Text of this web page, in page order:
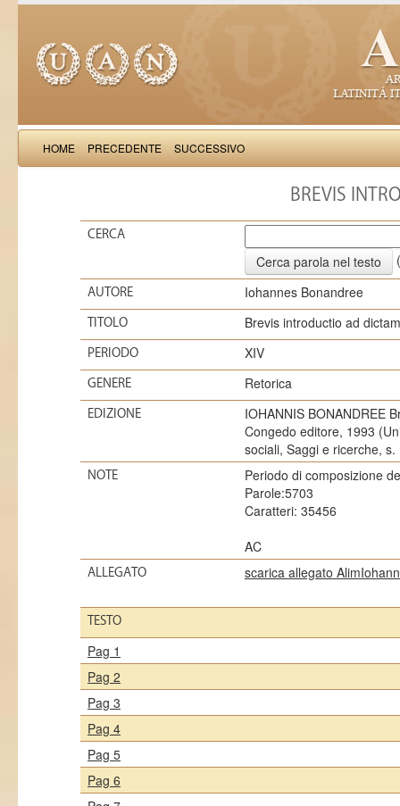
HOME PRECEDENTE SUCCESSIVO
BREVIS
CERCA
AUTORE Iohannes Bonandree
TITOLO Brevis introductio ad
PERIODO XIV
GENERE Retorica
EDIZIONE
IOHANNIS BONANDREE
Congedo editore, 1993
sociali, Saggi e ricerche, s.
NOTE
Periodo di composizione
Parole:5703
Caratteri: 35456
AC
ALLEGATO scarica allegato
TESTO
Pag 1
Pag 2
Pag 3
Pag 4
Pag 5
Pag 6